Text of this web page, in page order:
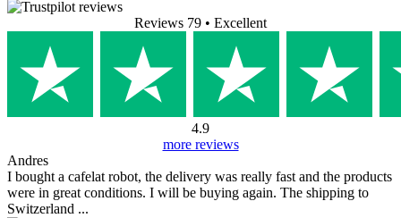
Reviews 79 • Excellent
4.9
more reviews
Andres
I bought a cafelat robot, the delivery was really fast and the products
were in great conditions. I will be buying again. The shipping to
Switzerland ...